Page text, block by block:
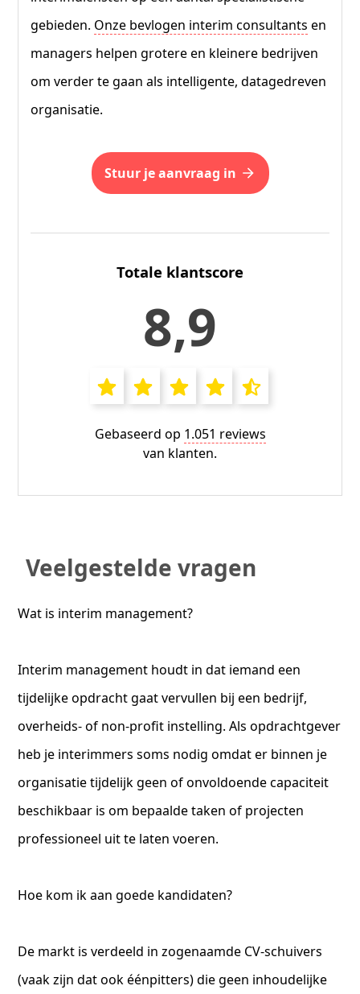
gebieden. Onze bevlogen interim consultants en
managers helpen grotere en kleinere bedrijven
om verder te gaan als intelligente, datagedreven
organisatie.
stuur je aanvraag in
Totale klantscore
8,9
Gebaseerd op 1.051 reviews
van klanten.
Veelgestelde vragen
Wat is interim management?
Interim management houdt in dat iemand een
tijdelijke opdracht gaat vervullen bij een bedrijf,
overheids- of non-profit instelling. Als opdrachtgever
heb je interimmers soms nodig omdat er binnen je
organisatie tijdelijk geen of onvoldoende capaciteit
beschikbaar is om bepaalde taken of projecten
professioneel uit te laten voeren.
Hoe kom ik aan goede kandidaten?
De markt is verdeeld in zogenaamde CV-schuivers
(vaak zijn dat ook éénpitters) die geen inhoudelijke